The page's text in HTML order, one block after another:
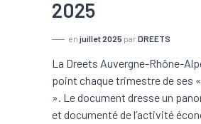
2025
en juillet 2025 par DREETS
La Dreets Auvergne-Rhône-
point chaque trimestre de ses
». Le document dresse un
et documenté de l’activité